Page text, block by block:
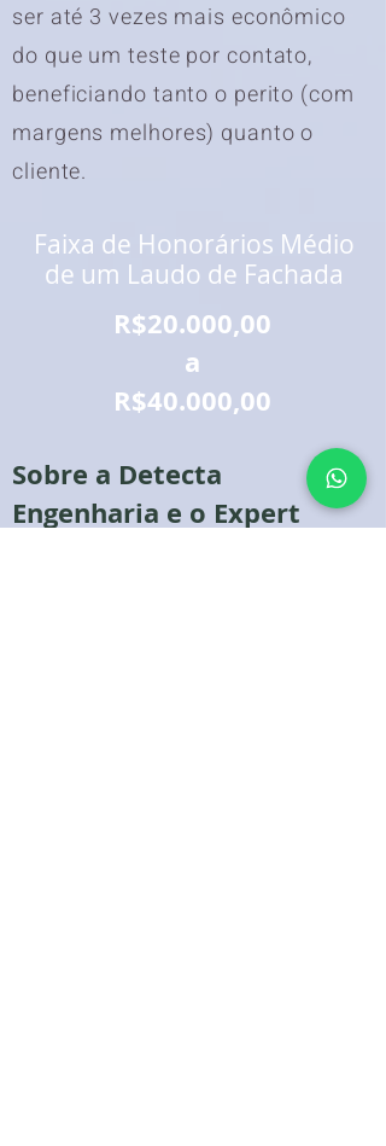
ser até 3 vezes mais econômico
do que um teste por contato,
beneficiando tanto o perito (com
margens melhores) quanto o
cliente.
Faixa de Honorários Médio
de um Laudo de Fachada
R$20.000,00
a
R$40.000,00
Sobre a Detecta
Engenharia e o Expert